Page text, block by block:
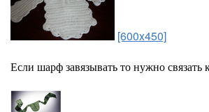
[600x450]
Если шарф завязывать то нужно связать